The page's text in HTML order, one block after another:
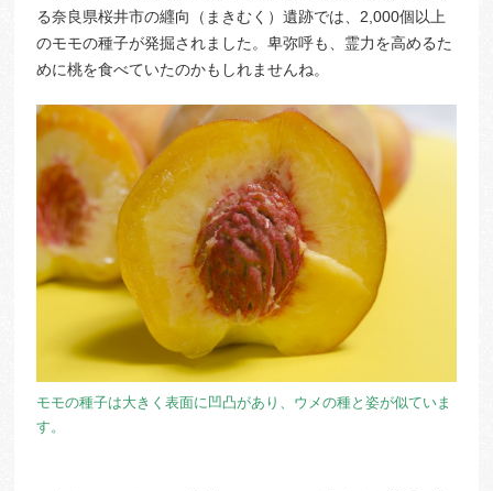
る奈良県桜井市の纒向（まきむく）遺跡では、2,000個以上
のモモの種子が発掘されました。卑弥呼も、霊力を高めるた
めに桃を食べていたのかもしれませんね。
モモの種子は大きく表面に凹凸があり、ウメの種と姿が似ていま
す。